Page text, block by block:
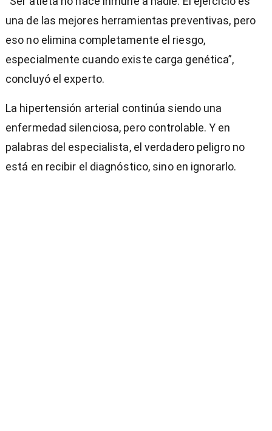
una de las mejores herramientas preventivas, pero
eso no elimina completamente el riesgo,
especialmente cuando existe carga genética”,
concluyó el experto.
La hipertensión arterial continúa siendo una
enfermedad silenciosa, pero controlable. Y en
palabras del especialista, el verdadero peligro no
está en recibir el diagnóstico, sino en ignorarlo.